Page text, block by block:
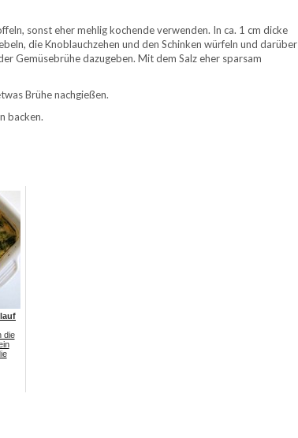
sonst eher mehlig kochende verwenden. In ca. 1 cm dicke
die Knoblauchzehen und den Schinken würfeln und darüber
Gemüsebrühe dazugeben. Mit dem Salz eher sparsam
Brühe nachgießen.
backen.
die